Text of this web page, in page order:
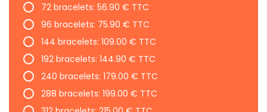
72 bracelets: 56.90 € TTC
96 bracelets: 75.90 € TTC
144 bracelets: 109.00 € TTC
192 bracelets: 144.90 € TTC
240 bracelets: 179.00 € TTC
288 bracelets: 199.00 € TTC